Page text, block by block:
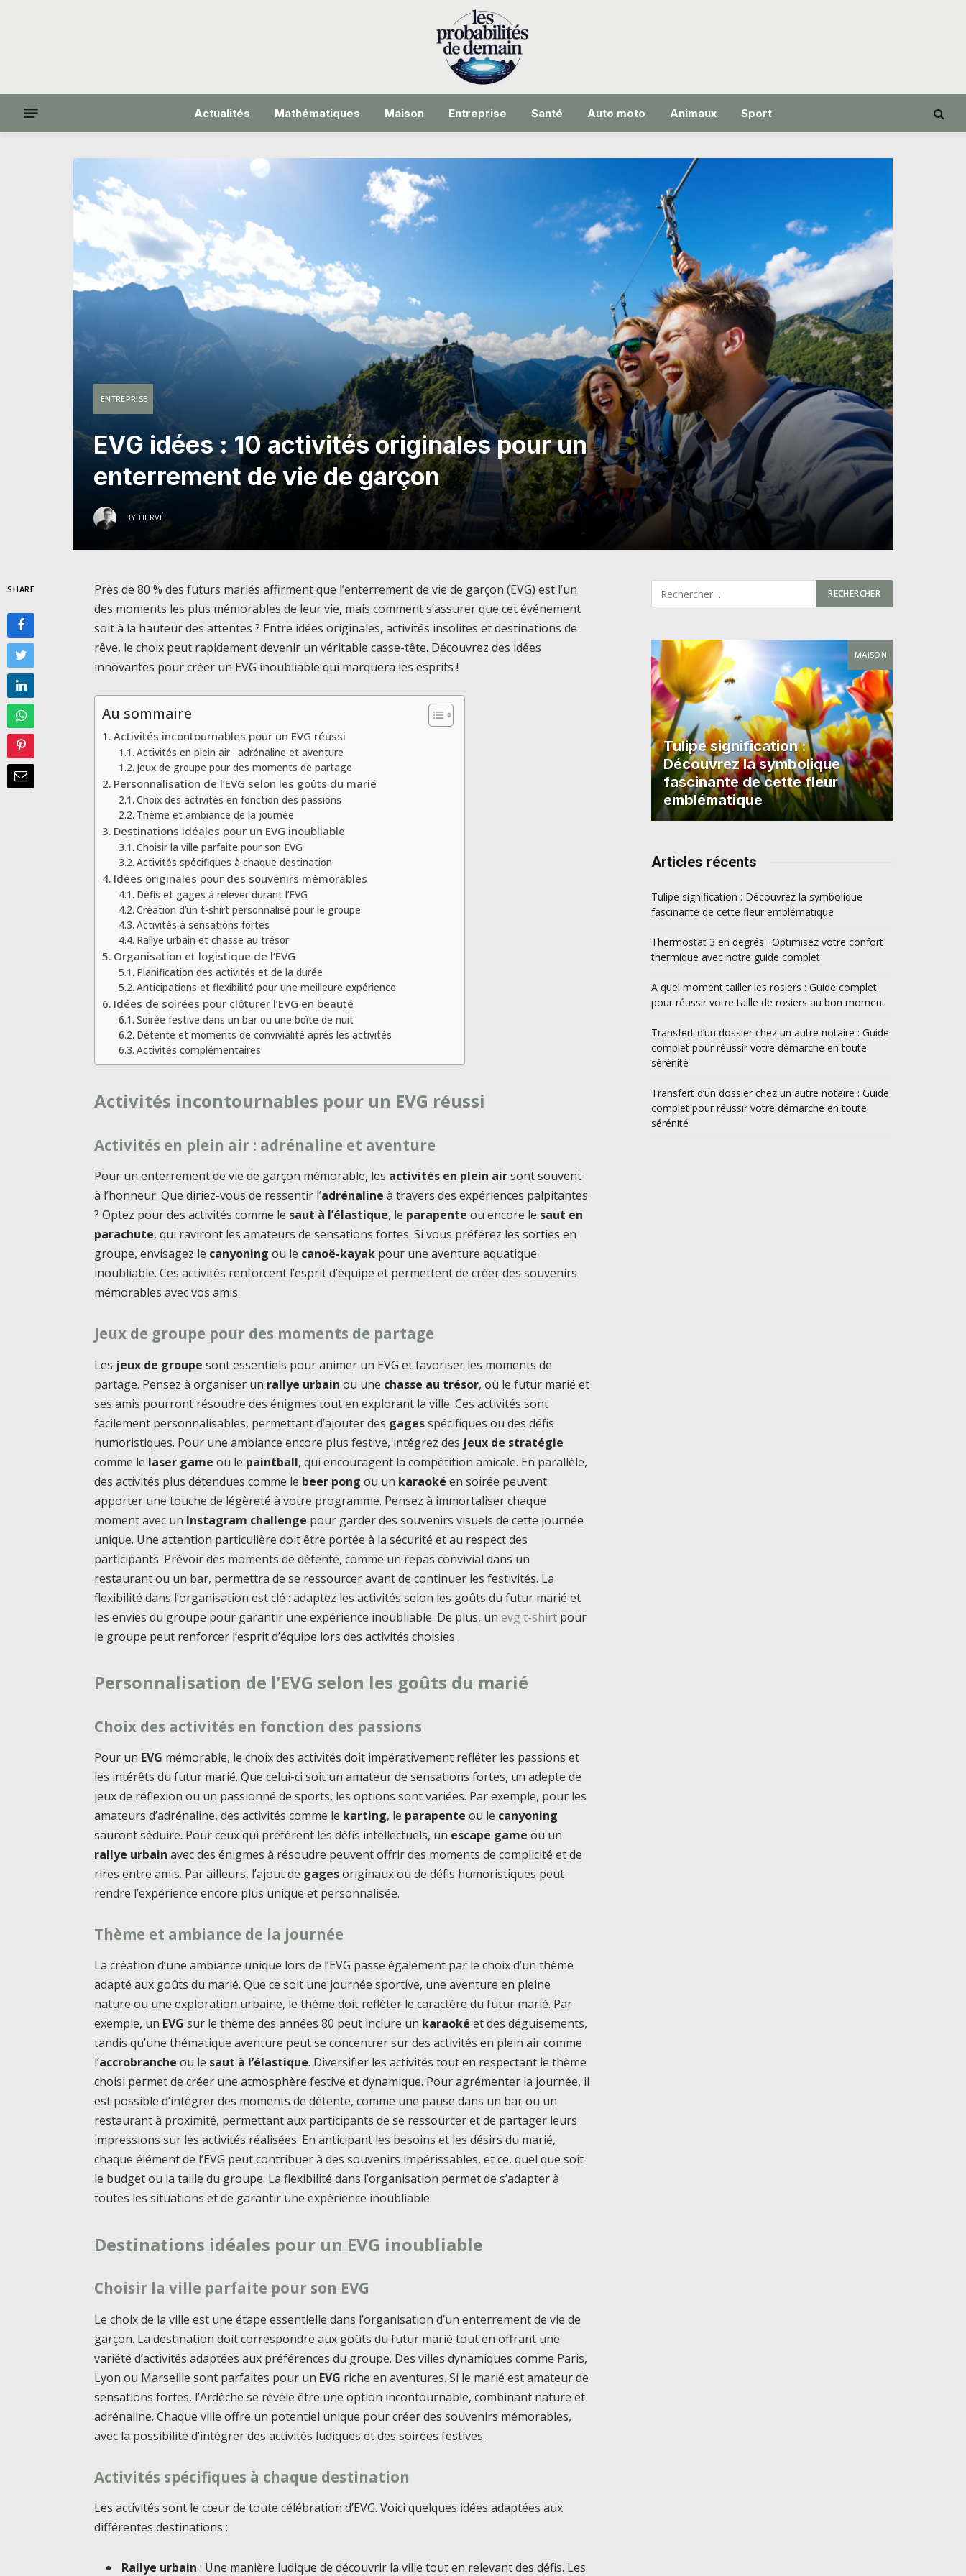
Actualités Mathématiques Maison Entreprise Santé Auto moto Animaux Sport
ENTREPRISE
EVG idées : 10 activités originales pour un
enterrement de vie de garçon
BY HERVÉ
SHARE
Près de 80 % des futurs mariés affirment que l’enterrement de vie de garçon (EVG) est l’un
des moments les plus mémorables de leur vie, mais comment s’assurer que cet événement
soit à la hauteur des attentes ? Entre idées originales, activités insolites et destinations de
rêve, le choix peut rapidement devenir un véritable casse-tête. Découvrez des idées
innovantes pour créer un EVG inoubliable qui marquera les esprits !
Au sommaire
Activités incontournables pour un EVG réussi
Activités en plein air : adrénaline et aventure
Jeux de groupe pour des moments de partage
Personnalisation de l’EVG selon les goûts du marié
Choix des activités en fonction des passions
Thème et ambiance de la journée
Destinations idéales pour un EVG inoubliable
Choisir la ville parfaite pour son EVG
Activités spécifiques à chaque destination
Idées originales pour des souvenirs mémorables
Défis et gages à relever durant l’EVG
Création d’un t-shirt personnalisé pour le groupe
Activités à sensations fortes
Rallye urbain et chasse au trésor
Organisation et logistique de l’EVG
Planification des activités et de la durée
Anticipations et flexibilité pour une meilleure expérience
Idées de soirées pour clôturer l’EVG en beauté
Soirée festive dans un bar ou une boîte de nuit
Détente et moments de convivialité après les activités
Activités complémentaires
Activités incontournables pour un EVG réussi
Activités en plein air : adrénaline et aventure
Pour un enterrement de vie de garçon mémorable, les activités en plein airsont souvent
à l’honneur. Que diriez-vous de ressentir l’adrénaline à travers des expériences palpitantes
? Optez pour des activités comme le saut à l’élastique, le parapente ou encore le saut en
parachute, qui raviront les amateurs de sensations fortes. Si vous préférez les sorties en
groupe, envisagez le canyoning ou le canoë-kayak pour une aventure aquatique
inoubliable. Ces activités renforcent l’esprit d’équipe et permettent de créer des souvenirs
mémorables avec vos amis.
Jeux de groupe pour des moments de partage
Les jeux de groupe sont essentiels pour animer un EVG et favoriser les moments de
partage. Pensez à organiser un rallye urbain ou une chasse au trésor, où le futur marié et
ses amis pourront résoudre des énigmes tout en explorant la ville. Ces activités sont
facilement personnalisables, permettant d’ajouter des gagesspécifiques ou des défis
humoristiques. Pour une ambiance encore plus festive, intégrez des jeux de stratégie
comme le laser game ou le paintball, qui encouragent la compétition amicale. En parallèle,
des activités plus détendues comme le beer pong ou un karaoké en soirée peuvent
apporter une touche de légèreté à votre programme. Pensez à immortaliser chaque
moment avec un Instagram challenge pour garder des souvenirs visuels de cette journée
unique. Une attention particulière doit être portée à la sécurité et au respect des
participants. Prévoir des moments de détente, comme un repas convivial dans un
restaurant ou un bar, permettra de se ressourcer avant de continuer les festivités. La
flexibilité dans l’organisation est clé : adaptez les activités selon les goûts du futur marié et
les envies du groupe pour garantir une expérience inoubliable. De plus, unevg t-shirt pour
le groupe peut renforcer l’esprit d’équipe lors des activités choisies.
Personnalisation de l’EVG selon les goûts du marié
Choix des activités en fonction des passions
Pour un EVG mémorable, le choix des activités doit impérativement refléter les passions et
les intérêts du futur marié. Que celui-ci soit un amateur de sensations fortes, un adepte de
jeux de réflexion ou un passionné de sports, les options sont variées. Par exemple, pour les
amateurs d’adrénaline, des activités comme le karting, le parapente ou le canyoning
sauront séduire. Pour ceux qui préfèrent les défis intellectuels, un escape game ou un
rallye urbain avec des énigmes à résoudre peuvent offrir des moments de complicité et de
rires entre amis. Par ailleurs, l’ajout de gagesoriginaux ou de défis humoristiques peut
rendre l’expérience encore plus unique et personnalisée.
Thème et ambiance de la journée
La création d’une ambiance unique lors de l’EVG passe également par le choix d’un thème
adapté aux goûts du marié. Que ce soit une journée sportive, une aventure en pleine
nature ou une exploration urbaine, le thème doit refléter le caractère du futur marié. Par
exemple, un EVG sur le thème des années 80 peut inclure un karaoké et des déguisements,
tandis qu’une thématique aventure peut se concentrer sur des activités en plein air comme
l’accrobranche ou le saut à l’élastique. Diversifier les activités tout en respectant le thème
choisi permet de créer une atmosphère festive et dynamique. Pour agrémenter la journée, il
est possible d’intégrer des moments de détente, comme une pause dans un bar ou un
restaurant à proximité, permettant aux participants de se ressourcer et de partager leurs
impressions sur les activités réalisées. En anticipant les besoins et les désirs du marié,
chaque élément de l’EVG peut contribuer à des souvenirs impérissables, et ce, quel que soit
le budget ou la taille du groupe. La flexibilité dans l’organisation permet de s’adapter à
toutes les situations et de garantir une expérience inoubliable.
Destinations idéales pour un EVG inoubliable
Choisir la ville parfaite pour son EVG
Le choix de la ville est une étape essentielle dans l’organisation d’un enterrement de vie de
garçon. La destination doit correspondre aux goûts du futur marié tout en offrant une
variété d’activités adaptées aux préférences du groupe. Des villes dynamiques comme Paris,
Lyon ou Marseille sont parfaites pour un EVG riche en aventures. Si le marié est amateur de
sensations fortes, l’Ardèche se révèle être une option incontournable, combinant nature et
adrénaline. Chaque ville offre un potentiel unique pour créer des souvenirs mémorables,
avec la possibilité d’intégrer des activités ludiques et des soirées festives.
Activités spécifiques à chaque destination
Les activités sont le cœur de toute célébration d’EVG. Voici quelques idées adaptées aux
différentes destinations :
Rallye urbain : Une manière ludique de découvrir la ville tout en relevant des défis. Les
MAISON
Tulipe signification :
Découvrez la symbolique
fascinante de cette fleur
emblématique
Articles récents
Tulipe signification : Découvrez la symbolique
fascinante de cette fleur emblématique
Thermostat 3 en degrés : Optimisez votre confort
thermique avec notre guide complet
A quel moment tailler les rosiers : Guide complet
pour réussir votre taille de rosiers au bon moment
Transfert d’un dossier chez un autre notaire : Guide
complet pour réussir votre démarche en toute
sérénité
Transfert d’un dossier chez un autre notaire : Guide
complet pour réussir votre démarche en toute
sérénité